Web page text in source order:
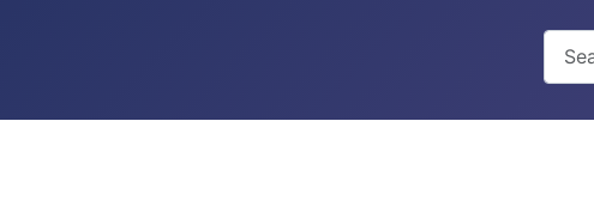
Search